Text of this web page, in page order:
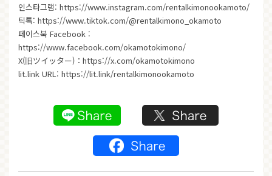
인스타그램: https://www.instagram.com/rentalkimonookamoto/
틱톡: https://www.tiktok.com/@rentalkimono_okamoto
페이스북 Facebook :
https://www.facebook.com/okamotokimono/
X(旧ツイッター)： https://x.com/okamotokimono
lit.link URL: https://lit.link/rentalkimonookamoto